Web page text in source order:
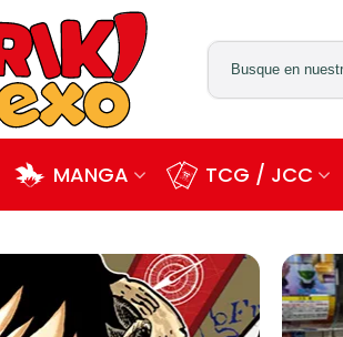
MANGA TCG / JCC